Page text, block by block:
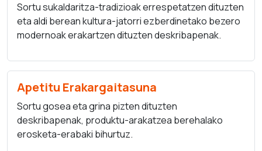
Sortu sukaldaritza-tradizioak errespetatzen dituzten
eta aldi berean kultura-jatorri ezberdinetako bezero
modernoak erakartzen dituzten deskribapenak.
Apetitu Erakargaitasuna
Sortu gosea eta grina pizten dituzten
deskribapenak, produktu-arakatzea berehalako
erosketa-erabaki bihurtuz.